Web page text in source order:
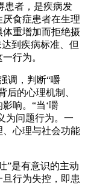
患者，是疾病发
食症患者在生理
重增加而拒绝摄
到疾病标准、但
行为。
调，判断“嚼
后的心理机制、
响。“当‘嚼
为问题行为。一
心理与社会功能
是有意识的主动
行为失控，即患